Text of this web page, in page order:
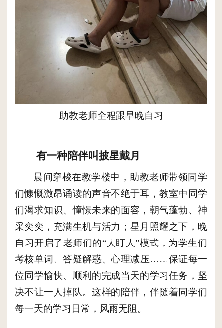
助教老师全程跟早晚自习
有一种陪伴叫披星戴月
晨间穿梭在教学楼中，助教老师带领同学
们慷慨激昂诵读的声音不绝于耳，教室中同学
们渴求知识、憧憬未来的面容，朝气蓬勃、神
采奕奕，充满生机与活力；星月照耀之下，晚
自习开启了老师们的“人盯人”模式，为学生们
考核单词、答疑解惑、心理减压……保证每一
位同学愉快、顺利的完成当天的学习任务，坚
决不让一人掉队。这样的陪伴，伴随着同学们
每一天的学习日常，风雨无阻。